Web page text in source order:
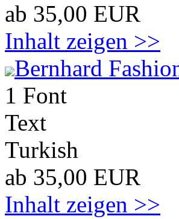
ab 35,00 EUR
Inhalt zeigen >>
Bernhard
1 Font
Text
Turkish
ab 35,00 EUR
Inhalt zeigen >>